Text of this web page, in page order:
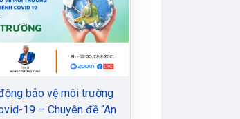
bảo vệ môi trường
19 – Chuyên đề “An